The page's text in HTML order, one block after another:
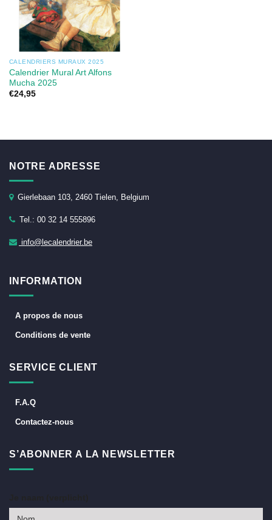
CALENDRIERS MURAUX 2025
Calendrier Mural Art Alfons
Mucha 2025
€24,95
NOTRE ADRESSE
Gierlebaan 103, 2460 Tielen, Belgium
Tel.: 00 32 14 555896
info@lecalendrier.be
INFORMATION
A propos de nous
Conditions de vente
SERVICE CLIENT
F.A.Q
Contactez-nous
S’ABONNER A LA NEWSLETTER